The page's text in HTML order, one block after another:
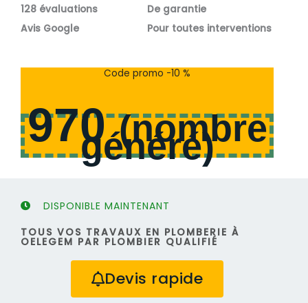
o
s
5
128 évaluations
Avis Google
o
s
De garantie
Pour toutes interventions
Code promo -10 %
970(nombre
généré)
DISPONIBLE MAINTENANT
TOUS VOS TRAVAUX EN PLOMBERIE À
OELEGEM PAR PLOMBIER QUALIFIÉ
Devis rapide